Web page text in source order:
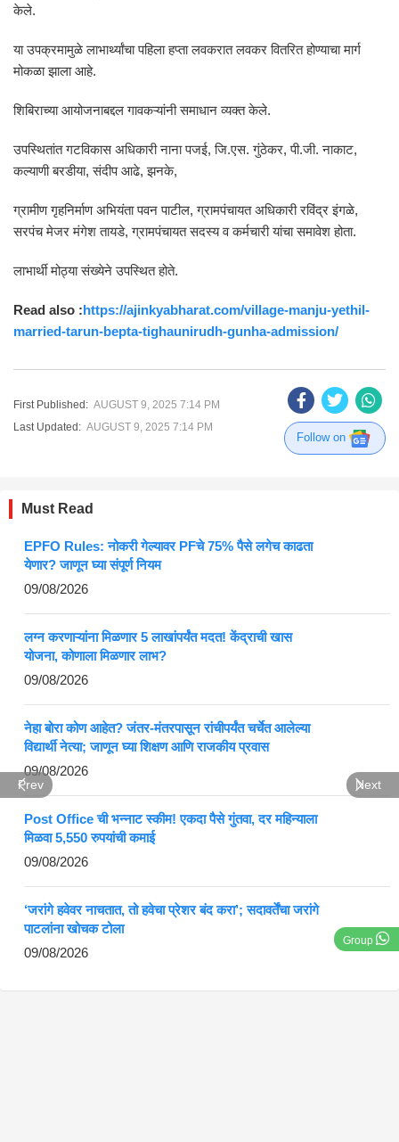
Group
केले.
या उपक्रमामुळे लाभार्थ्यांचा पहिला हप्ता लवकरात लवकर वितरित होण्याचा मार्ग
मोकळा झाला आहे.
शिबिराच्या आयोजनाबद्दल गावकऱ्यांनी समाधान व्यक्त केले.
उपस्थितांत गटविकास अधिकारी नाना पजई, जि.एस. गुंठेकर, पी.जी. नाकाट,
कल्याणी बरडीया, संदीप आढे, झनके,
ग्रामीण गृहनिर्माण अभियंता पवन पाटील, ग्रामपंचायत अधिकारी रविंद्र इंगळे,
सरपंच मेजर मंगेश तायडे, ग्रामपंचायत सदस्य व कर्मचारी यांचा समावेश होता.
लाभार्थी मोठ्या संख्येने उपस्थित होते.
Read also :https://ajinkyabharat.com/village-manju-yethil-
married-tarun-bepta-tighaunirudh-gunha-admission/
First Published: AUGUST 9, 2025 7:14 PM
Last Updated: AUGUST 9, 2025 7:14 PM
Follow on
Prev Next
Must Read
EPFO Rules: नोकरी गेल्यावर PFचे 75% पैसे लगेच काढता
येणार? जाणून घ्या संपूर्ण नियम
09/08/2026
लग्न करणाऱ्यांना मिळणार 5 लाखांपर्यंत मदत! केंद्राची खास
योजना, कोणाला मिळणार लाभ?
09/08/2026
नेहा बोरा कोण आहेत? जंतर-मंतरपासून रांचीपर्यंत चर्चेत आलेल्या
विद्यार्थी नेत्या; जाणून घ्या शिक्षण आणि राजकीय प्रवास
09/08/2026
Post Office ची भन्नाट स्कीम! एकदा पैसे गुंतवा, दर महिन्याला
मिळवा 5,550 रुपयांची कमाई
09/08/2026
‘जरांगे हवेवर नाचतात, तो हवेचा प्रेशर बंद करा’; सदावर्तेंचा जरांगे
पाटलांना खोचक टोला
09/08/2026